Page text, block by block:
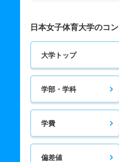
日本女子体育大学のコ
大学トップ
学部・学科
学費
偏差値